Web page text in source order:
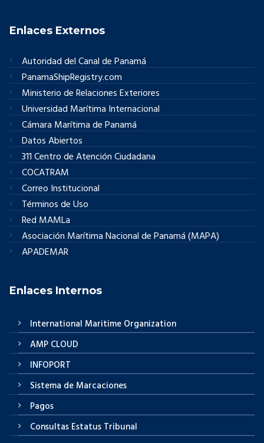
Enlaces Externos
Autoridad del Canal de Panamá
PanamaShipRegistry.com
Ministerio de Relaciones Exteriores
Universidad Marítima Internacional
Cámara Marítima de Panamá
Datos Abiertos
311 Centro de Atención Ciudadana
COCATRAM
Correo Institucional
Términos de Uso
Red MAMLa
Asociación Marítima Nacional de Panamá (MAPA)
APADEMAR
Enlaces Internos
International Maritime Organization
AMP CLOUD
INFOPORT
Sistema de Marcaciones
Pagos
Consultas Estatus Tribunal